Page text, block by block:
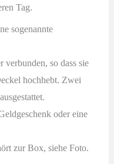
Tag.
sogenannte
verbunden, so dass sie
hochhebt. Zwei
oder eine
zur Box, siehe Foto.